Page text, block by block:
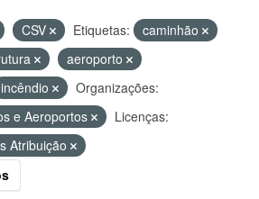
CSV Etiquetas:
caminhão
aeroporto
incêndio
Organizações:
e Aeroportos
Licenças:
Atribuição